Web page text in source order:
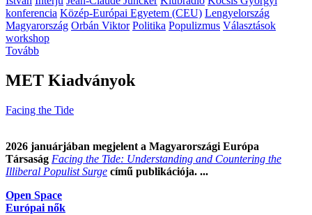
konferencia Közép-Európai Egyetem (CEU) Lengyelország
Magyarország Orbán Viktor Politika Populizmus Választások
workshop
Tovább
MET Kiadványok
Facing the Tide
2026 januárjában megjelent a Magyarországi Európa
Társaság Facing the Tide: Understanding and Countering the
Illiberal Populist Surge című publikációja. ...
Open Space
Európai nők